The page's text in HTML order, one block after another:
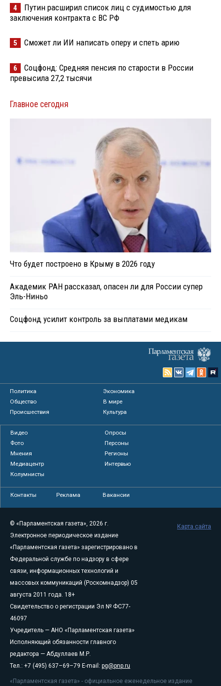
4
Путин расширил список лиц с судимостью для
заключения контракта с ВС РФ
5 Сможет ли ИИ написать оперу и спеть арию
6
Соцфонд: Средняя пенсия по старости в России
превысила 27,2 тысячи
Главное сегодня
Что будет построено в Крыму в 2026 году
Академик РАН рассказал, опасен ли для России супер
Эль-Ниньо
Соцфонд усилит контроль за выплатами медикам
Политика
Экономика
Общество
В мире
Происшествия
Культура
Видео
Опросы
Фото
Персоны
Мнения
Регионы
Медиацентр
Интервью
Колумнисты
Контакты Реклама Вакансии
© «Парламентская газета», 2026 г.
Электронное периодическое издание
«Парламентская газета» зарегистрировано в
Федеральной службе по надзору в сфере
связи, информационных технологий и
массовых коммуникаций (Роскомнадзор) 05
августа 2011 года. 18+
Свидетельство о регистрации Эл № ФС77-
46097
Учредитель — АНО «Парламентская газета»
Исполняющий обязанности главного
редактора — Абдуллаев М.Р.
Тел.: +7 (495) 637–69–79 E-mail: pg@pnp.ru
«Парламентская газета» - официальное еженедельное издание
Карта сайта